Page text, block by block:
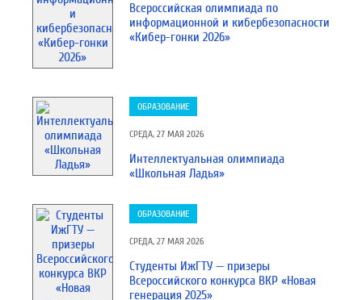
Всероссийская олимпиада по
информационной и кибербезопасности
«Кибер-гонки 2026»
ОБРАЗОВАНИЕ
СРЕДА, 27 МАЯ 2026
Интеллектуальная олимпиада
«Школьная Ладья»
ОБРАЗОВАНИЕ
СРЕДА, 27 МАЯ 2026
Студенты ИжГТУ — призеры
Всероссийского конкурса ВКР «Новая
генерация 2025»